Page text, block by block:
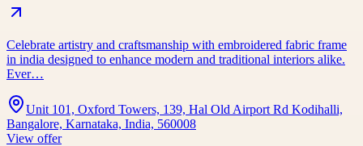
Celebrate artistry and craftsmanship with embroidered fabric frame
in india designed to enhance modern and traditional interiors alike.
Ever…
Unit 101, Oxford Towers, 139, Hal Old Airport Rd Kodihalli,
Bangalore, Karnataka, India, 560008
View offer